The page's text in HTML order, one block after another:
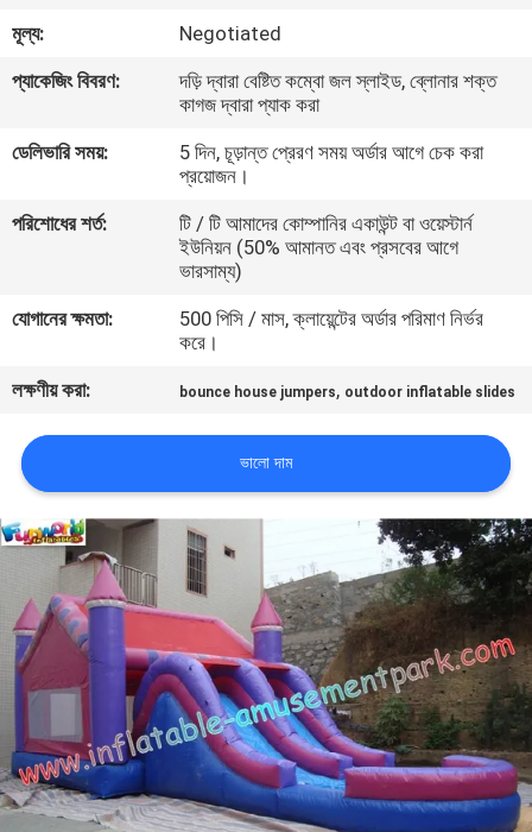
মান
COMPANY
NEWS
সাইট
PRIVACY
POLICY
মূল্য:
Negotiated
প্যাকেজিং বিবরণ:
দড়ি দ্বারা বেষ্টিত কম্বো জল স্লাইড, ব্লোনার শক্ত
কাগজ দ্বারা প্যাক করা
ডেলিভারি সময়:
5 দিন, চূড়ান্ত প্রেরণ সময় অর্ডার আগে চেক করা
প্রয়োজন।
পরিশোধের শর্ত:
টি / টি আমাদের কোম্পানির একাউন্ট বা ওয়েস্টার্ন
ইউনিয়ন (50% আমানত এবং প্রসবের আগে
ভারসাম্য)
যোগানের ক্ষমতা:
500 পিসি / মাস, ক্লায়েন্টের অর্ডার পরিমাণ নির্ভর
করে।
লক্ষণীয় করা:
bounce house jumpers, outdoor inflatable slides
ভালো দাম